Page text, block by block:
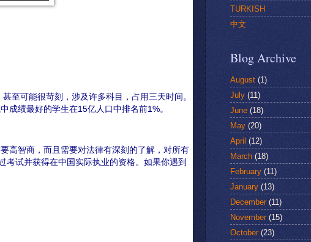
至可能很苛刻，涉及许多科目，占用三天时间。
成绩最好的学生在15亿人口中排名前1%。
高智商，而且需要对法律有深刻的了解，对所有
试并获得在中国实际执业的资格。如果你遇到
TURKISH
中文
Blog Archive
August (1)
July (11)
June (18)
May (20)
April (12)
March (18)
February (11)
January (13)
December(11)
November(15)
October(23)